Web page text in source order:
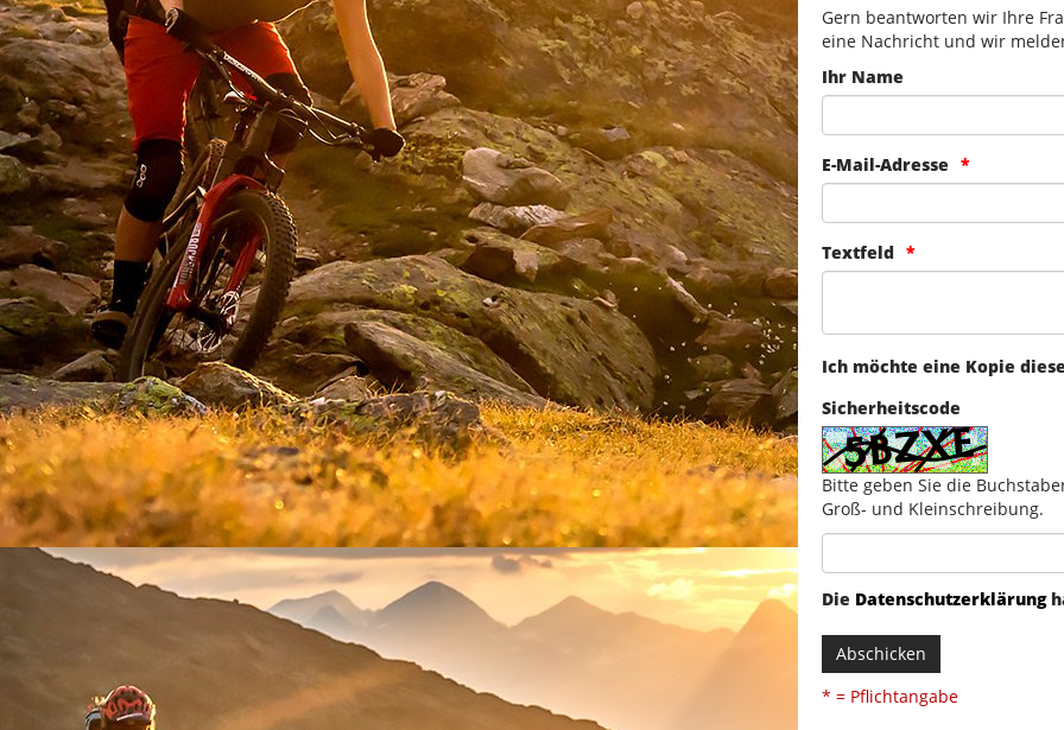
Gern beantworten wir Ihre
eine Nachricht und wir
Ihr Name
E-Mail-Adresse
Textfeld
Ich möchte eine Kopie
Sicherheitscode
Bitte geben Sie die
Groß- und Kleinschreibung.
Die Datenschutzerklärung
Abschicken
* = Pflichtangabe